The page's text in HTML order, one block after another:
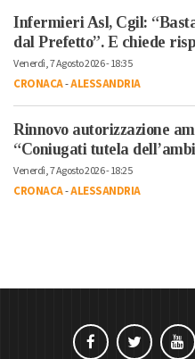
Infermieri Asl, Cgil:
dal Prefetto”. E chiede
Venerdì, 7 Agosto 2026 - 18:35
CRONACA-ALESSANDRIA
Rinnovo autorizzazione
“Coniugati tutela
Venerdì, 7 Agosto 2026 - 18:25
CRONACA-ALESSANDRIA